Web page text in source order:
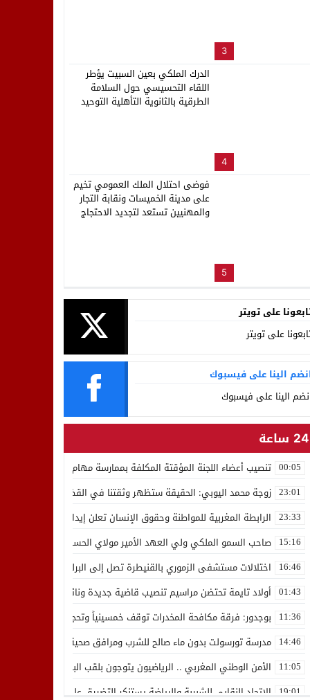
3
4
الدرك الملكي بعين السبيت يؤطر
اللقاء التحسيسي حول السلامة
الطرقية بالثانوية التأهلية التوحيد
5
فوضى احتلال الملك العمومي تخيم
على مدينة الخميسات ونقابة التجار
والمهنيين تستعد لتجديد الاحتجاج
على تويتر
على تويتر
الينا على فيسبوك
الينا على فيسبوك
24 ساعة
00:05 تنصيب أعضاء اللجنة المؤقتة المكلفة بممارسة مهام المجلس الوطني
23:01 زوجة محمد اليوبي: الحقيقة ستظهر وثقتنا في القضاء ثابتة
23:33 الرابطة المغربية للمواطنة وحقوق الإنسان تعلن إيداع رئيسها
15:16 صاحب السمو الملكي ولي العهد الأمير مولاي الحسن يدشن “برج
16:46 اختلالات مستشفى الزموري بالقنيطرة تصل إلى البرلمان واستقالة
01:43 أولاد تايمة تحتضن مراسيم تنصيب قاضية جديدة ونائب لوكيل الملك
11:36 بوجدور: فرقة مكافحة المخدرات توقف خمسينياً وتحجز 10 كيلوغرامات من الشيرا
14:46 مدرسة تورسولت بدون ماء صالح للشرب ومرافق صحية في وضعية
11:05 الأمن الوطني المغربي .. الرياضيون يتوجون بلقب البطولة العربية
19:01 الاتحاد النقابي للشبيبة والرياضة يستنكر التضييق على الموظفين